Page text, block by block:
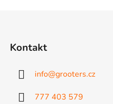
Kontakt
info@grooters.cz
777 403 579